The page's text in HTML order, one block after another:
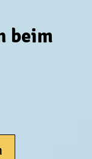
beim